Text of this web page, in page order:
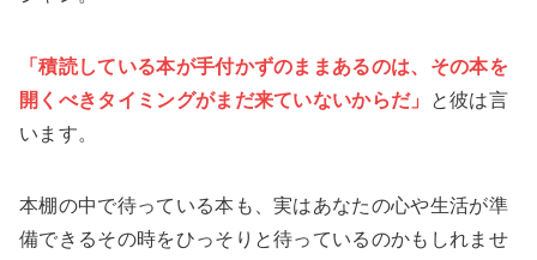
「積読している本が手付かずのままあるのは、その本を
開くべきタイミングがまだ来ていないからだ」
と彼は言
います。
本棚の中で待っている本も、実はあなたの心や生活が準
備できるその時をひっそりと待っているのかもしれませ